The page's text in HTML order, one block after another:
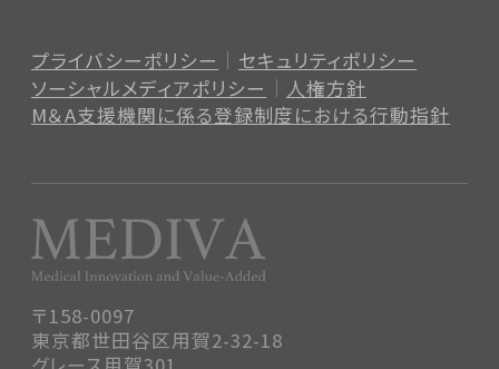
〒158-0097
東京都世田谷区用賀2-32-18
プライバシーポリシー
セキュリティポリシー
ソーシャルメディアポリシー
人権方針
M＆A支援機関に係る登録制度における行動指針